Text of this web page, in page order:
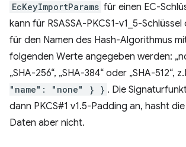
EcKeyImportParams für einen EC-
kann für RSASSA-PKCS1-v1_5-
für den Namen des Hash-Algorithmus
folgenden Werte angegeben werden:
„SHA-256“, „SHA-384“ oder „SHA-512“,
"name": "none" } } . Die
dann PKCS#1 v1.5-Padding an, hasht
Daten aber nicht.